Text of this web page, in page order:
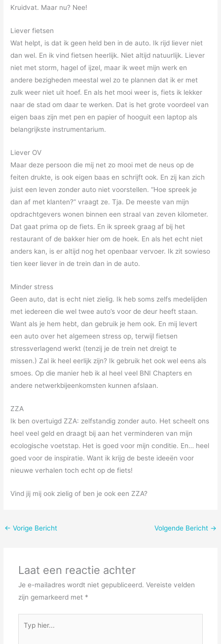
Kruidvat. Maar nu? Nee!
Liever fietsen
Wat helpt, is dat ik geen held ben in de auto. Ik rijd liever niet
dan wel. En ik vind fietsen heerlijk. Niet altijd natuurlijk. Liever
niet met storm, hagel of ijzel, maar ik weet mijn werk en
andere bezigheden meestal wel zo te plannen dat ik er met
zulk weer niet uit hoef. En als het mooi weer is, fiets ik lekker
naar de stad om daar te werken. Dat is het grote voordeel van
eigen baas zijn met pen en papier of hooguit een laptop als
belangrijkste instrumentarium.
Liever OV
Maar deze persoon die mij net zo mooi met de neus op de
feiten drukte, is ook eigen baas en schrijft ook. En zij kan zich
juist een leven zonder auto niet voorstellen. “Hoe spreek je
dan af met klanten?” vraagt ze. Tja. De meeste van mijn
opdrachtgevers wonen binnen een straal van zeven kilometer.
Dat gaat prima op de fiets. En ik spreek graag af bij het
restaurant of de bakker hier om de hoek. En als het echt niet
anders kan, is er altijd nog het openbaar vervoer. Ik zit sowieso
tien keer liever in de trein dan in de auto.
Minder stress
Geen auto, dat is echt niet zielig. Ik heb soms zelfs medelijden
met iedereen die wel twee auto’s voor de deur heeft staan.
Want als je hem hebt, dan gebruik je hem ook. En mij levert
een auto over het algemeen stress op, terwijl fietsen
stressverlagend werkt (tenzij je de trein net dreigt te
missen.) Zal ik heel eerlijk zijn? Ik gebruik het ook wel eens als
smoes. Op die manier heb ik al heel veel BNI Chapters en
andere netwerkbijeenkomsten kunnen afslaan.
ZZA
Ik ben overtuigd ZZA: zelfstandig zonder auto. Het scheelt ons
heel veel geld en draagt bij aan het verminderen van mijn
ecologische voetstap. Het is goed voor mijn conditie. En… heel
goed voor de inspiratie. Want ik krijg de beste ideeën voor
nieuwe verhalen toch echt op de fiets!
Vind jij mij ook zielig of ben je ook een ZZA?
← Vorige Bericht Volgende Bericht →
Laat een reactie achter
Je e-mailadres wordt niet gepubliceerd. Vereiste velden
zijn gemarkeerd met *
hier...